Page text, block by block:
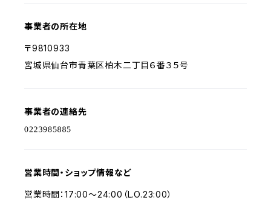
事業者の所在地
〒9810933
宮城県仙台市青葉区柏木二丁目６番３５号
事業者の連絡先
営業時間・ショップ情報など
営業時間：17:00～24:00（L.O.23:00）